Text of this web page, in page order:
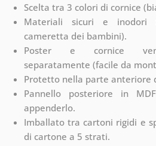
Scelta tra 3 colori di cornice
Materiali sicuri e inodori
cameretta dei bambini).
Poster e cornice
separatamente (facile da
Protetto nella parte anteriore
Pannello posteriore in
appenderlo.
Imballato tra cartoni rigidi e
di cartone a 5 strati.